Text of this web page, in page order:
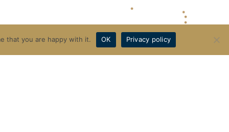
that you are happy with it. OK Privacy policy
会